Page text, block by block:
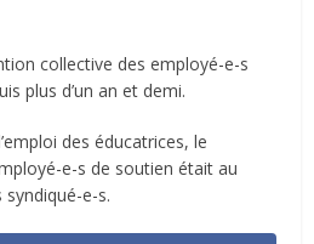
collective des employé-e-s
plus d’un an et demi.
des éducatrices, le
e-s de soutien était au
e-s.